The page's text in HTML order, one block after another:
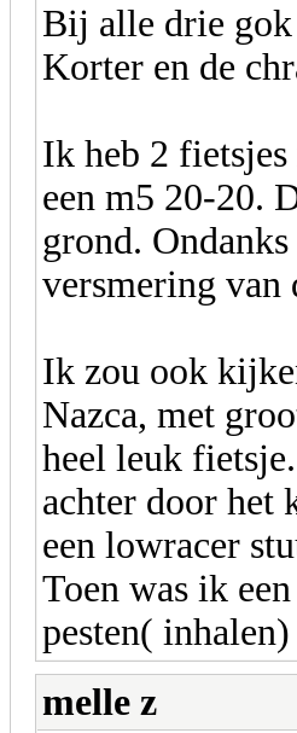
Bij alle drie gok
Korter en de
Ik heb 2
een m5 20-20.
grond.
versmering
Ik zou ook
Nazca, met
heel leuk
achter door het
een lowracer
Toen was ik
pesten(
melle z